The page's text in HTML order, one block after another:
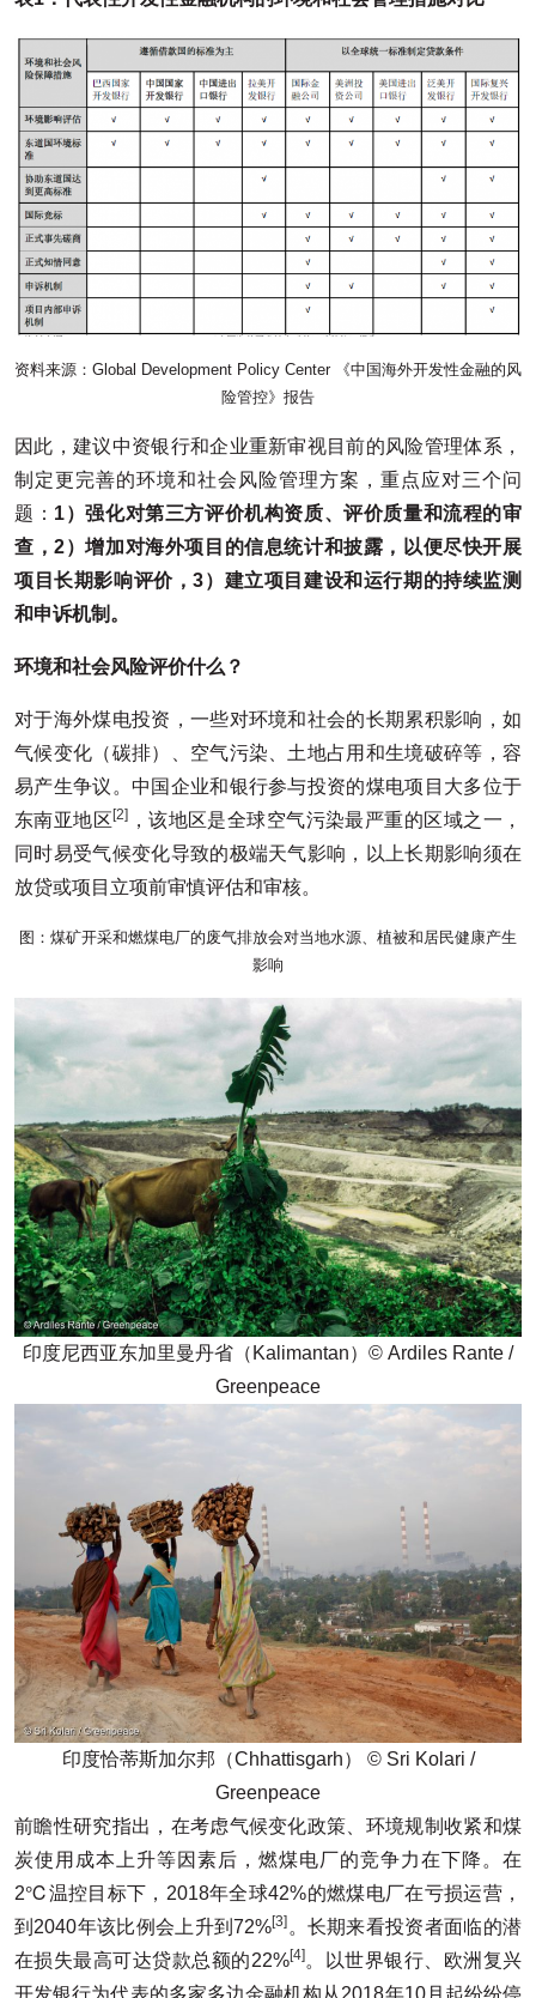
资料来源：Global Development Policy Center 《中国海外开发性金融的风
险管控》报告
因此，建议中资银行和企业重新审视目前的风险管理体系，
制定更完善的环境和社会风险管理方案，重点应对三个问
题： 1）强化对第三方评价机构资质、评价质量和流程的审
查，2）增加对海外项目的信息统计和披露，以便尽快开展
项目长期影响评价，3）建立项目建设和运行期的持续监测
和申诉机制。
环境和社会风险评价什么？
对于海外煤电投资，一些对环境和社会的长期累积影响，如
气候变化（碳排）、空气污染、土地占用和生境破碎等，容
易产生争议。中国企业和银行参与投资的煤电项目大多位于
东南亚地区[2]
，该地区是全球空气污染最严重的区域之一，
同时易受气候变化导致的极端天气影响，以上长期影响须在
放贷或项目立项前审慎评估和审核。
图：煤矿开采和燃煤电厂的废气排放会对当地水源、植被和居民健康产生
影响
印度尼西亚东加里曼丹省（Kalimantan）© Ardiles Rante /
Greenpeace
印度恰蒂斯加尔邦（Chhattisgarh） © Sri Kolari /
Greenpeace
前瞻性研究指出，在考虑气候变化政策、环境规制收紧和煤
炭使用成本上升等因素后，燃煤电厂的竞争力在下降。在
2℃温控目标下，2018年全球42%的燃煤电厂在亏损运营，
到2040年该比例会上升到72%[3] 。长期来看投资者面临的潜
在损失最高可达贷款总额的22%[4]。以世界银行、欧洲复兴